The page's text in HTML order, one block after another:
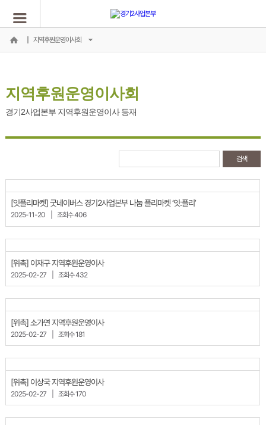
지역후원운영이사회
지역후원운영이사회
경기2사업본부 지역후원운영이사 등재
[잇플리마켓] 굿네이버스 경기2사업본부 나눔 플리마켓 ‘잇:플리’
2025-11-20 조회수 406
[위촉] 이재구 지역후원운영이사
2025-02-27 조회수 432
[위촉] 소가연 지역후원운영이사
2025-02-27 조회수 181
[위촉] 이상국 지역후원운영이사
2025-02-27 조회수 170